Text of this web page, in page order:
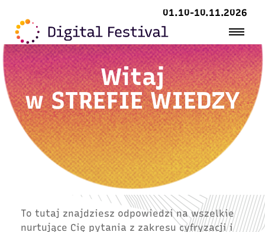
01.10-10.11.2026
Witaj
wSTREFIE WIEDZY
To tutaj znajdziesz odpowiedzi na wszelkie
nurtujące Cię pytania z zakresu cyfryzacji i